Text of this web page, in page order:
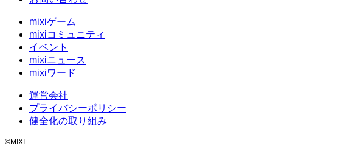
mixiゲーム
mixiコミュニティ
イベント
mixiニュース
mixiワード
運営会社
プライバシーポリシー
健全化の取り組み
©MIXI